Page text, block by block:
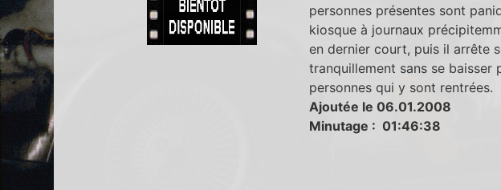
personnes présentes sont
kiosque à journaux
en dernier court, puis il arrête
tranquillement sans se
personnes qui y sont rentrées.
Ajoutée le 06.01.2008
Minutage : 01:46:38